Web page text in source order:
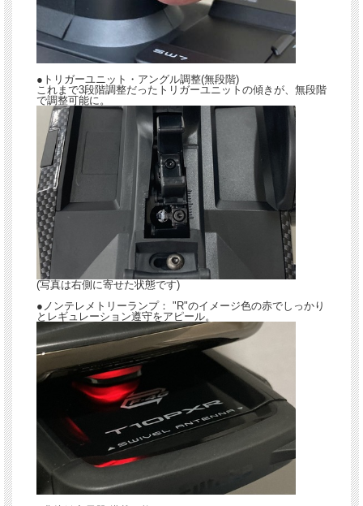
●トリガーユニット・アングル調整(無段階)
これまで3段階調整だったトリガーユニットの傾きが、無段階
で調整可能に。
(写真は右側に寄せた状態です)
●ノンテレメトリーランプ： "R"のイメージ色の赤でしっかり
とレギュレーション遵守をアピール。